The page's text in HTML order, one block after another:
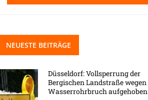
NEUESTE BEITRÄGE
Düsseldorf: Vollsperrung der
Bergischen Landstraße wegen
Wasserrohrbruch aufgehoben